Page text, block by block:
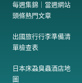
每週集錦｜當週網站
頭條熱門文章
出國旅行行李準備清
單檢查表
日本床蝨臭蟲酒店地
圖